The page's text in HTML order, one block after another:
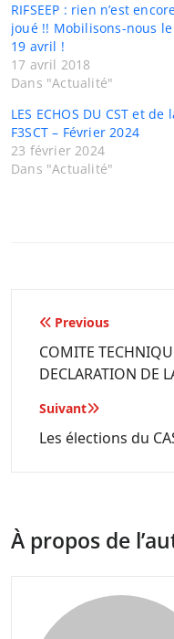
RIFSEEP : rien n’est
joué !! Mobilisons-nous le
19 avril !
17 avril 2018
Dans "Actualité"
LES ECHOS DU CST et de
F3SCT – Février 2024
23 février 2024
Dans "Actualité"
Navigation
de
l’article
Previous
COMITE
DECLARATION DE
Suivant
Les élections du
À propos de